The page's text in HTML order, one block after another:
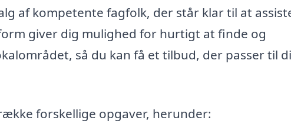
af kompetente fagfolk, der står klar til at
giver dig mulighed for hurtigt at finde og
så du kan få et tilbud, der passer til
forskellige opgaver, herunder: